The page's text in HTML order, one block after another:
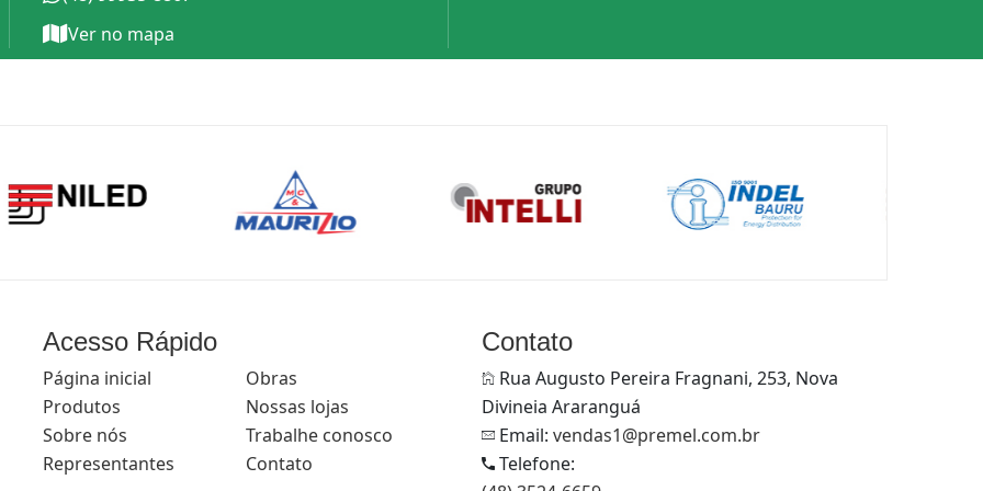
Ver no mapa
Contato
Rua Augusto Pereira Fragnani, 253, Nova
Divineia Araranguá
Email: vendas1@premel.com.br
Telefone:
Acesso Rápido
Página inicial
Produtos
Sobre nós
Representantes
Obras
Nossas lojas
Trabalhe conosco
Contato